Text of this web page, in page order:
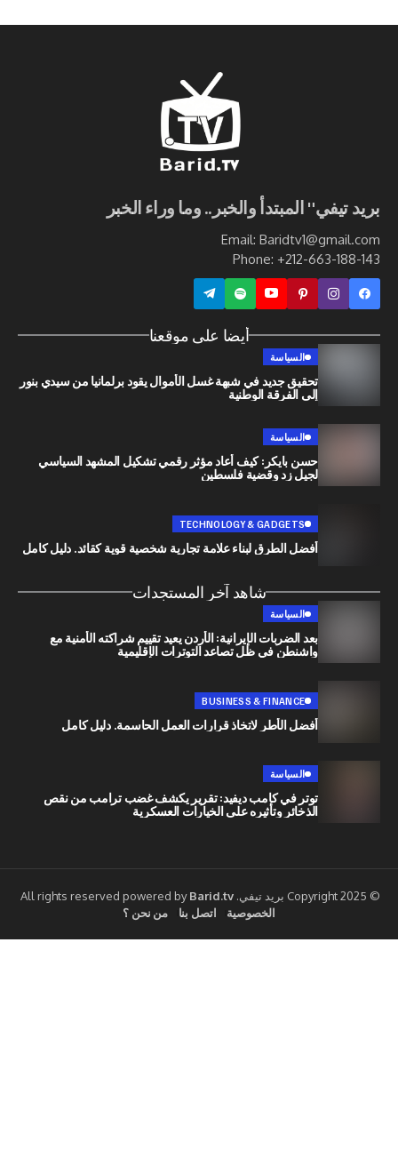
المبتدأ والخبر.. وما وراء الخبر
Email:
Phone: +212-
أيضا على موقعنا
تحقيق جديد في شبهة غسل الأموال يقود برلمانيا من سيدي بنور
إلى الفرقة الوطنية
حسن بايكر: كيف أعاد مؤثر رقمي تشكيل المشهد السياسي
لجيل زد وقضية فلسطين
TECHNOLOGY & GADGETS
أفضل الطرق لبناء علامة تجارية شخصية قوية كقائد. دليل كامل
شاهد آخر المستجدات
بعد الضربات الإيرانية: الأردن يعيد تقييم شراكته الأمنية مع
واشنطن في ظل تصاعد التوترات الإقليمية
BUSINESS & FINANCE
أفضل الأطر لاتخاذ قرارات العمل الحاسمة. دليل كامل
توتر في كامب ديفيد: تقرير يكشف غضب ترامب من نقص
الذخائر وتأثيره على الخيارات العسكرية
Barid.tv
اتصل بنا من نحن ؟